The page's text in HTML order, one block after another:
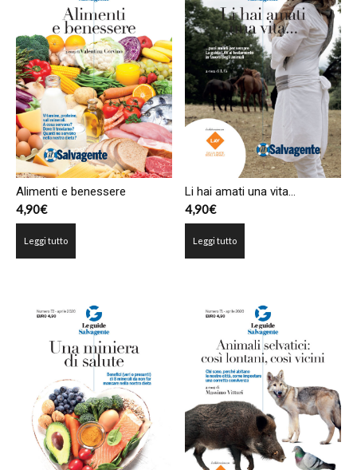
Alimenti e benessere
4,90€
Leggi tutto
Li hai amati una vita…
4,90€
Leggi tutto